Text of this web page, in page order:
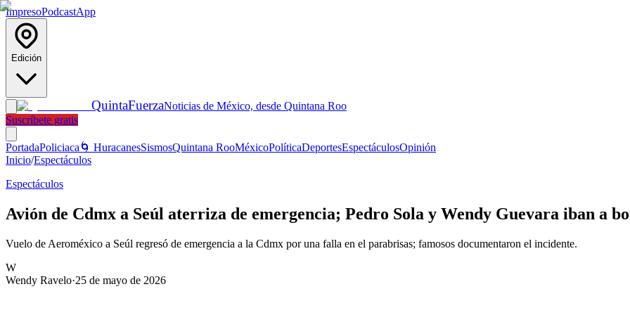
ImpresoPodcastApp
Edición
QuintaFuerzaNoticias de México, desde Quintana Roo
Suscríbete gratis
PortadaPoliciaca 🌀 HuracanesSismosQuintana RooMéxicoPolíticaDeportesEspectáculosOpinión
Inicio/Espectáculos
Espectáculos
Avión de Cdmx a Seúl aterriza de emergencia; Pedro Sola y Wendy Guevara iban a
Vuelo de Aeroméxico a Seúl regresó de emergencia a la Cdmx por una falla en el parabrisas; famosos documentaron el incidente.
W
Wendy Ravelo·25 de mayo de 2026